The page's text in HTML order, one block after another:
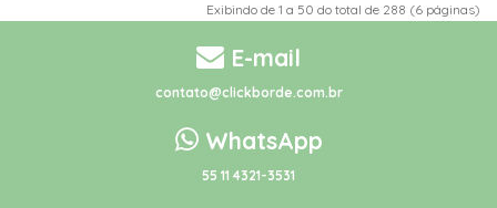
Exibindo de 1 a 50 do total de 288 (6 páginas)
E-mail
contato@clickborde.com.br
WhatsApp
55 11 4321-3531